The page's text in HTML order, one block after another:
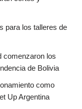
para los talleres de
comenzaron los
de Bolivia
como
Up Argentina